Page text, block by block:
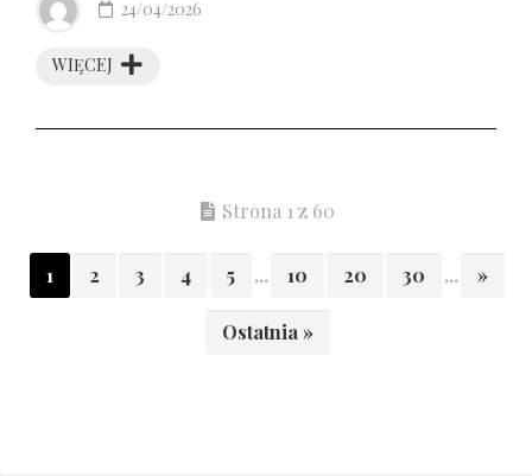
WIĘCEJ
24/04/2026
Strona 1 z 60
1 2 3 4 5 ... 10 20 30 ... »
Ostatnia »